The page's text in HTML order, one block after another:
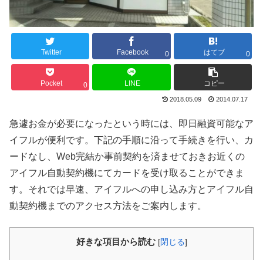
Twitter Facebook 0 はてブ 0
Pocket 0 LINE コピー
2018.05.09 2014.07.17
急遽お金が必要になったという時には、即日融資可能なア
イフルが便利です。下記の手順に沿って手続きを行い、カ
ードなし、Web完結か事前契約を済ませておきお近くの
アイフル自動契約機にてカードを受け取ることができま
す。それでは早速、アイフルへの申し込み方とアイフル自
動契約機までのアクセス方法をご案内します。
好きな項目から読む [閉じる]